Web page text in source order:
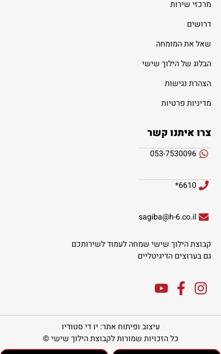
מרכזי שירות
דרושים
שאל את המומחה
הבלוג של הילוך שישי
הצהרת נגישות
מדיניות פרטיות
צרו איתנו קשר
053-7530096
6610*
sagiba@h-6.co.il
קבוצת הילוך שישי שמחה לעמוד לשירותכם
גם בערוצים הדיגיטליים
עיצוב ופיתוח אתר: יו די סטודיו
כל הזכויות שמורות לקבוצת הילוך שישי ©